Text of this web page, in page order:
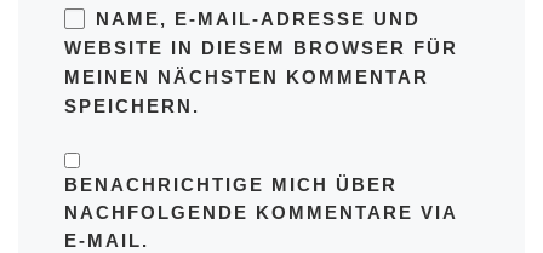
NAME, E-MAIL-ADRESSE UND
WEBSITE IN DIESEM BROWSER FÜR
MEINEN NÄCHSTEN KOMMENTAR
SPEICHERN.
BENACHRICHTIGE MICH ÜBER
NACHFOLGENDE KOMMENTARE VIA
E-MAIL.